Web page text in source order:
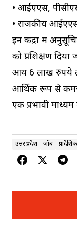
• आईएएस,
• राजकीय
इन केंद्रों में
को प्रशिक्षण
आय 6 लाख रुपये
आर्थिक रूप से
एक प्रभावी माध्यम
उत्तर प्रदेश जॉब प्रादेशिक